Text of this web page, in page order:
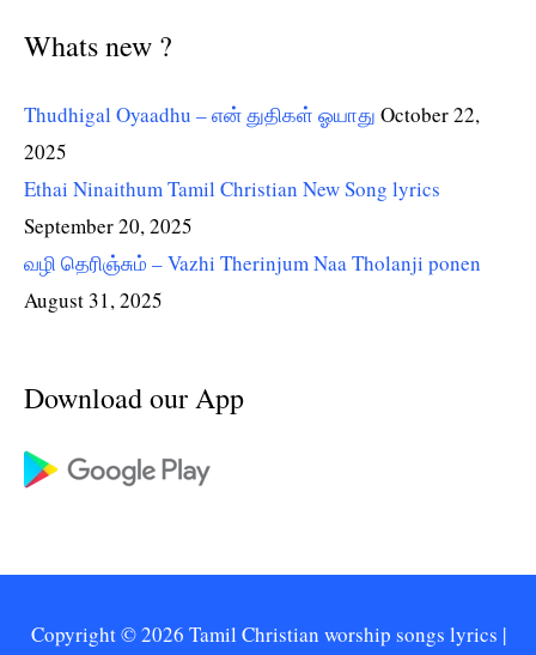
Whats new ?
Thudhigal Oyaadhu – என் துதிகள் ஓயாது October 22,
2025
Ethai Ninaithum Tamil Christian New Song lyrics
September 20, 2025
வழி தெரிஞ்சும் – Vazhi Therinjum Naa Tholanji ponen
August 31, 2025
Download our App
Copyright © 2026 Tamil Christian worship songs lyrics |